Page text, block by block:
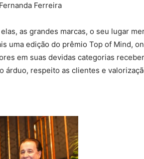
Ferreira
as grandes marcas, o seu lugar
uma edição do prêmio Top of Mind,
em suas devidas categorias
árduo, respeito as clientes e